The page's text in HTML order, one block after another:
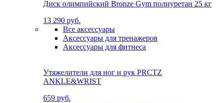
Диск олимпийский Bronze Gym полиуретан 25 кг
13 290 руб.
Все аксессуары
Аксессуары для тренажеров
Аксессуары для фитнеса
Утяжелители для ног и рук PRCTZ
ANKLE&WRIST
659 руб.